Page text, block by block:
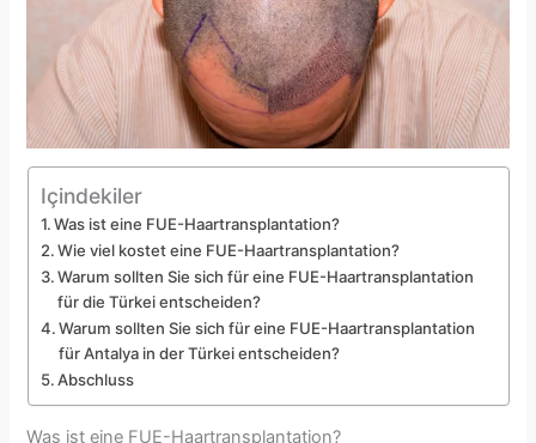
Içindekiler
Was ist eine FUE-Haartransplantation?
Wie viel kostet eine FUE-Haartransplantation?
Warum sollten Sie sich für eine FUE-Haartransplantation
für die Türkei entscheiden?
Warum sollten Sie sich für eine FUE-Haartransplantation
für Antalya in der Türkei entscheiden?
Abschluss
Was ist eine FUE-Haartransplantation?